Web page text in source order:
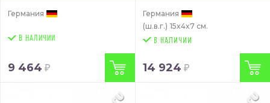
Германия
В НАЛИЧИИ
9 464
Германия
(ш.в.г.) 15x4x7 см.
14 924